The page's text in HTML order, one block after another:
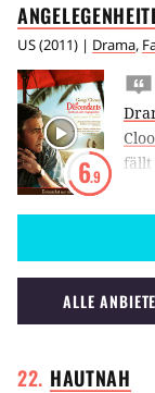
US(2011) | Drama,
6.9
fällt
ALLE
HAUTNAH